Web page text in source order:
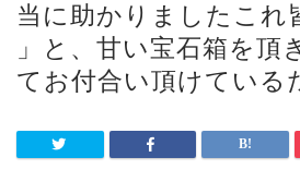
当に助かりました これ
」と、甘い宝石箱を頂
てお付合い頂けている